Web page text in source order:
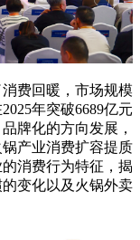
费回暖，市场规模
年突破6689亿元
牌化的方向发展，
产业消费扩容提质
消费行为特征，揭
变化以及火锅外卖